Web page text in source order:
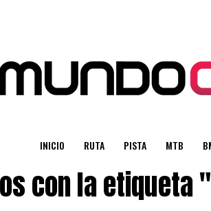
INICIO RUTA PISTA MTB
con la etiqueta